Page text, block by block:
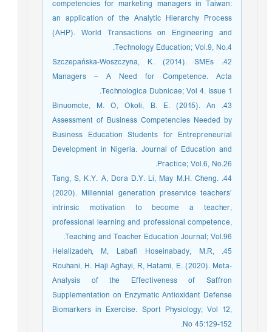
competencies for marketing managers in Taiwan:
an application of the Analytic Hierarchy Process
(AHP). World Transactions on Engineering and
Technology Education; Vol.9, No.4.
42. Szczepańska-Woszczyna, K. (2014). SMEs
Managers – A Need for Competence. Acta
Technologica Dubnicae; Vol 4. Issue 1.
43. Binuomote, M. O, Okoli, B. E. (2015). An
Assessment of Business Competencies Needed by
Business Education Students for Entrepreneurial
Development in Nigeria. Journal of Education and
Practice; Vol.6, No.26.
44. Tang, S, K.Y. A, Dora D.Y. Li, May M.H. Cheng.
(2020). Millennial generation preservice teachers’
intrinsic motivation to become a teacher,
professional learning and professional competence,
Teaching and Teacher Education Journal; Vol.96.
45. Helalizadeh, M, Labafi Hoseinabady, M.R,
Rouhani, H. Haji Aghayi, R, Hatami, E. (2020). Meta-
Analysis of the Effectiveness of Saffron
Supplementation on Enzymatic Antioxidant Defense
Biomarkers in Exercise. Sport Physiology; Vol 12,
No 45:129-152.